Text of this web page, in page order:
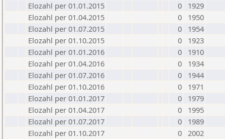
Elozahl per 01.01.2015
0
1929
Elozahl per 01.04.2015
0
1950
Elozahl per 01.07.2015
0
1954
Elozahl per 01.10.2015
0
1923
Elozahl per 01.01.2016
0
1910
Elozahl per 01.04.2016
0
1934
Elozahl per 01.07.2016
0
1944
Elozahl per 01.10.2016
0
1971
Elozahl per 01.01.2017
0
1979
Elozahl per 01.04.2017
0
1995
Elozahl per 01.07.2017
0
1989
Elozahl per 01.10.2017
0 2002